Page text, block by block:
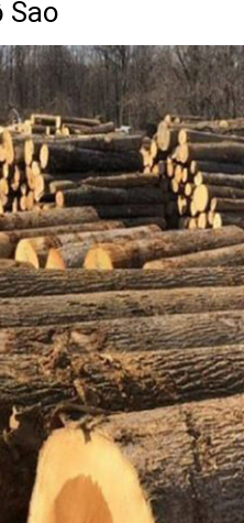
Sao